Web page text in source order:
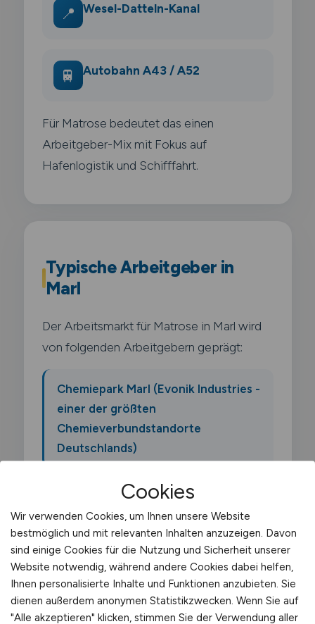
📍 Wesel-Datteln-Kanal
🚆 Autobahn A43 / A52
Für Matrose bedeutet das einen
Arbeitgeber-Mix mit Fokus auf
Hafenlogistik und Schifffahrt.
Typische Arbeitgeber in
Marl
Der Arbeitsmarkt für Matrose in Marl wird
von folgenden Arbeitgebern geprägt:
Chemiepark Marl (Evonik Industries -
einer der größten
Chemieverbundstandorte
Deutschlands)
Ineos Oligomers
Oxea (jetzt OQ Chemicals)
Sasol
Cookies
Wir verwenden Cookies, um Ihnen unsere Website
bestmöglich und mit relevanten Inhalten anzuzeigen. Davon
sind einige Cookies für die Nutzung und Sicherheit unserer
Website notwendig, während andere Cookies dabei helfen,
Ihnen personalisierte Inhalte und Funktionen anzubieten. Sie
dienen außerdem anonymen Statistikzwecken. Wenn Sie auf
"Alle akzeptieren" klicken, stimmen Sie der Verwendung aller